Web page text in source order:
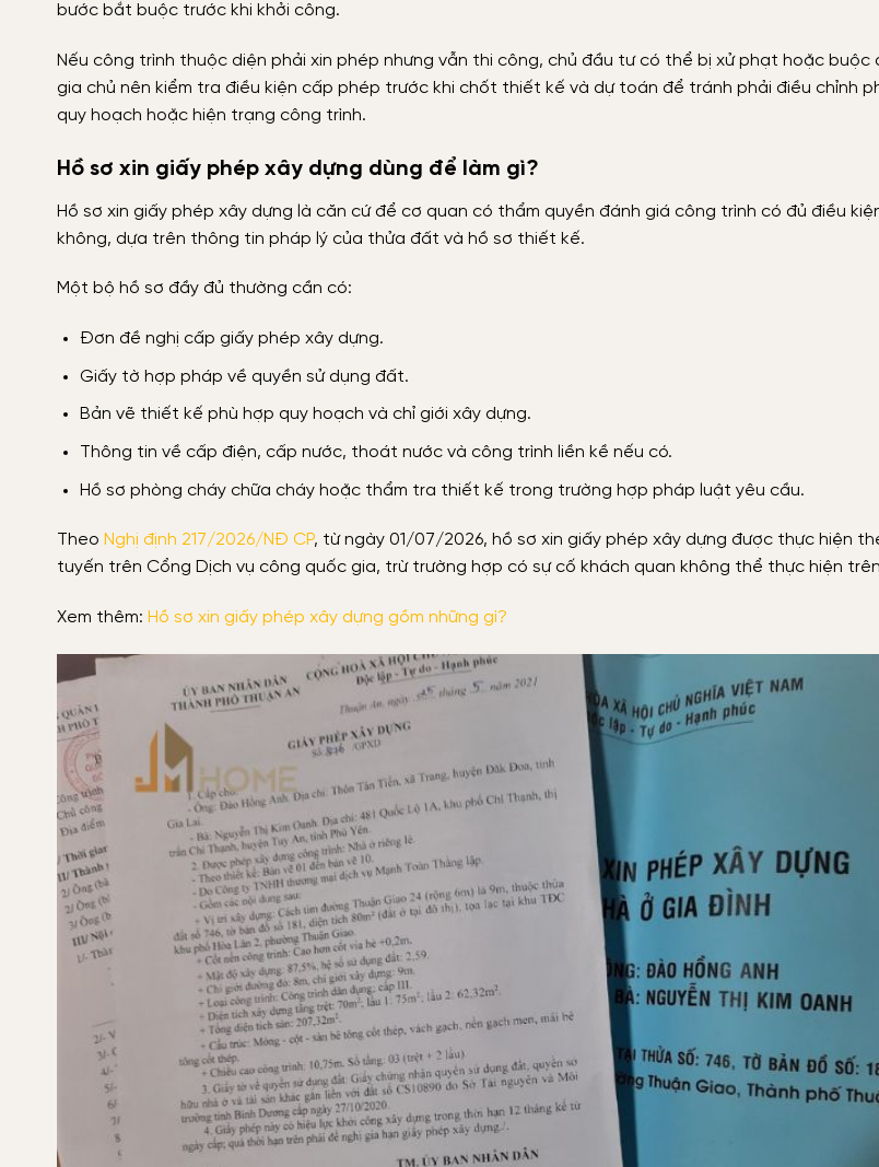
bước bắt buộc trước khi khởi công.
Nếu công trình thuộc diện phải xin phép nhưng vẫn thi công, chủ đầu tư có thể bị xử phạt hoặc buộc
gia chủ nên kiểm tra điều kiện cấp phép trước khi chốt thiết kế và dự toán để tránh phải điều chỉnh
quy hoạch hoặc hiện trạng công trình.
Hồ sơ xin giấy phép xây dựng dùng để làm gì?
Hồ sơ xin giấy phép xây dựng là căn cứ để cơ quan có thẩm quyền đánh giá công trình có đủ điều
không, dựa trên thông tin pháp lý của thửa đất và hồ sơ thiết kế.
Một bộ hồ sơ đầy đủ thường cần có:
Đơn đề nghị cấp giấy phép xây dựng.
Giấy tờ hợp pháp về quyền sử dụng đất.
Bản vẽ thiết kế phù hợp quy hoạch và chỉ giới xây dựng.
Thông tin về cấp điện, cấp nước, thoát nước và công trình liền kề nếu có.
Hồ sơ phòng cháy chữa cháy hoặc thẩm tra thiết kế trong trường hợp pháp luật yêu cầu.
Theo Nghị định 217/2026/NĐ CP, từ ngày 01/07/2026, hồ sơ xin giấy phép xây dựng được thực hiện
tuyến trên Cổng Dịch vụ công quốc gia, trừ trường hợp có sự cố khách quan không thể thực hiện
Xem thêm: Hồ sơ xin giấy phép xây dựng gồm những gì?